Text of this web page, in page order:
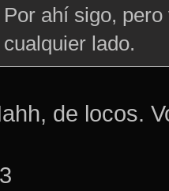
Por ahí sigo,
cualquier lado.
de locos.